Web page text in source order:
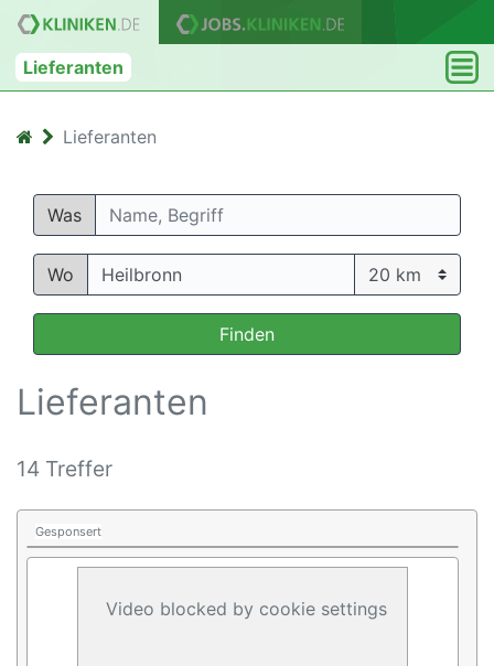
Lieferanten
Lieferanten
Was
Wo
Finden
Lieferanten
14 Treffer
Gesponsert
Video blocked by cookie settings